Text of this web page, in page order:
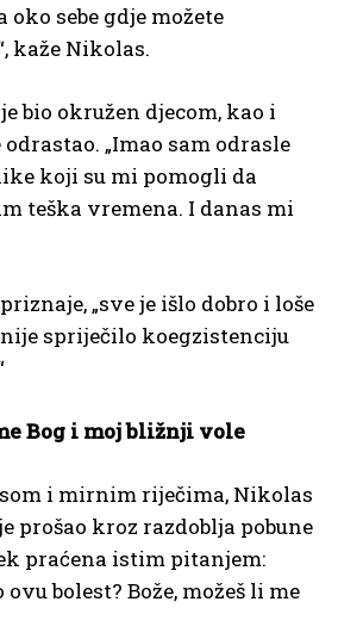
sebe gdje možete
kaže Nikolas.
bio okružen djecom, kao i
„Imao sam odrasle
koji su mi pomogli da
teška vremena. I danas mi
„sve je išlo dobro i loše
spriječilo koegzistenciju
Bog i moj bližnji vole
i mirnim riječima, Nikolas
prošao kroz razdoblja pobune
praćena istim pitanjem:
ovu bolest? Bože, možeš li me